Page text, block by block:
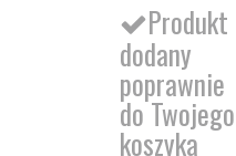
Produkt
dodany
poprawnie
do Twojego
koszyka